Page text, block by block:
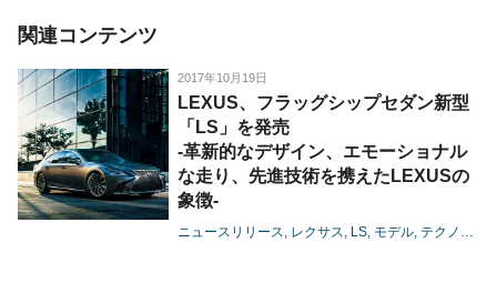
関連コンテンツ
2017年10月19日
LEXUS、フラッグシップセダン新型
「LS」を発売
-革新的なデザイン、エモーショナル
な走り、先進技術を携えたLEXUSの
象徴-
ニュースリリース レクサス LS モデル テクノロジー